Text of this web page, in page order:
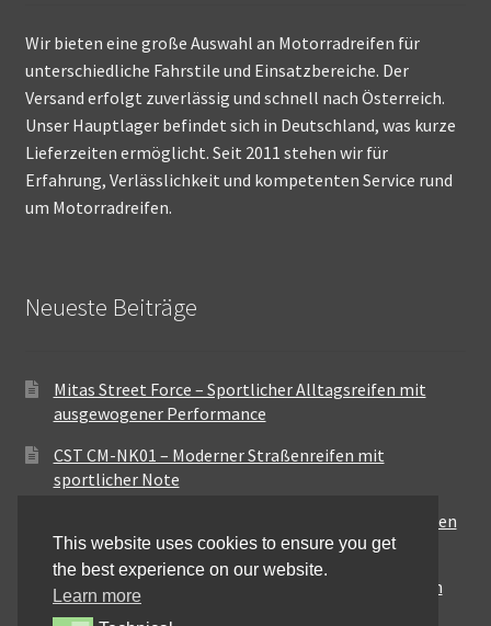
Wir bieten eine große Auswahl an Motorradreifen für
unterschiedliche Fahrstile und Einsatzbereiche. Der
Versand erfolgt zuverlässig und schnell nach Österreich.
Unser Hauptlager befindet sich in Deutschland, was kurze
Lieferzeiten ermöglicht. Seit 2011 stehen wir für
Erfahrung, Verlässlichkeit und kompetenten Service rund
um Motorradreifen.
Neueste Beiträge
Mitas Street Force – Sportlicher Alltagsreifen mit
ausgewogener Performance
CST CM-NK01 – Moderner Straßenreifen mit
sportlicher Note
Maxxis MA-ST3 – Ausgewogener Sport-Touring-Reifen
für vielseitige Einsätze
Pirelli City Demon – Zuverlässigkeit für den urbanen
Alltag
This website uses cookies to ensure you get
the best experience on our website.
Learn more